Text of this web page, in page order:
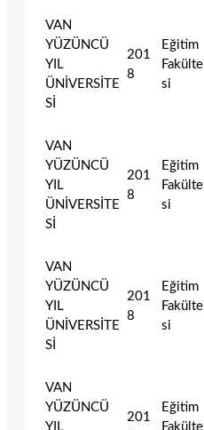
VAN
YÜZÜNCÜ
YIL
ÜNİVERSİTE
Sİ
201
8
Eğitim
Fakülte
si
VAN
YÜZÜNCÜ
YIL
ÜNİVERSİTE
Sİ
201
8
Eğitim
Fakülte
si
VAN
YÜZÜNCÜ
YIL
ÜNİVERSİTE
Sİ
201
8
Eğitim
Fakülte
si
VAN
YÜZÜNCÜ
YIL
201
Eğitim
Fakülte